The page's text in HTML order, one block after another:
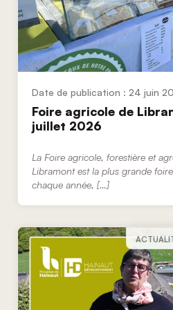
24 juin
Foire agricole de
juillet 2026
La Foire agricole, forestière et
Libramont est la plus grande
chaque année, […]